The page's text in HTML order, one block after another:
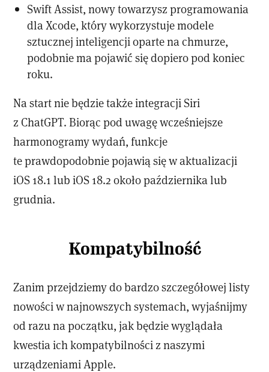
Swift Assist, nowy towarzysz programowania
dla Xcode, który wykorzystuje modele
sztucznej inteligencji oparte na chmurze,
podobnie ma pojawić się dopiero pod koniec
roku.
Na start nie będzie także integracji Siri
z ChatGPT. Biorąc pod uwagę wcześniejsze
harmonogramy wydań, funkcje
te prawdopodobnie pojawią się w aktualizacji
iOS 18.1 lub iOS 18.2 około października lub
grudnia.
Kompatybilność
Zanim przejdziemy do bardzo szczegółowej listy
nowości w najnowszych systemach, wyjaśnijmy
od razu na początku, jak będzie wyglądała
kwestia ich kompatybilności z naszymi
urządzeniami Apple.